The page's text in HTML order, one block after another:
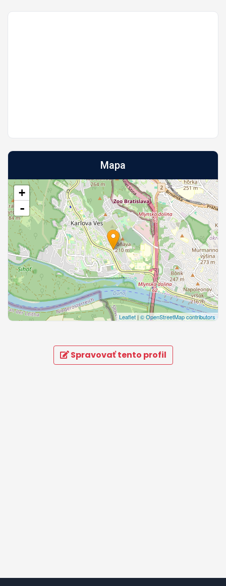
Mapa
+
-
Leaflet | © OpenStreetMap contributors
Spravovať tento profil